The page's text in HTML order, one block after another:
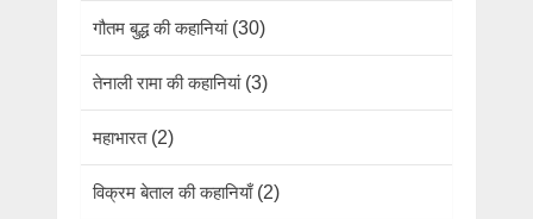
गौतम बुद्ध की कहानियां(30)
तेनाली रामा की कहानियां(3)
महाभारत(2)
विक्रम बेताल की कहानियाँ(2)